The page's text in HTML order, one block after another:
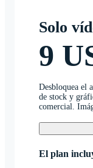
Solo
9
Desbloquea el
de stock y
comercial.
El plan